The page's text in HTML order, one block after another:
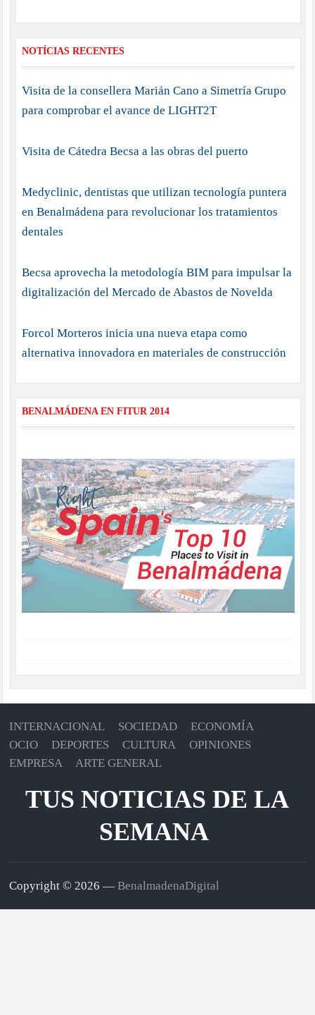
NOTÍCIAS RECENTES
Visita de la consellera Marián Cano a Simetría Grupo
para comprobar el avance de LIGHT2T
Visita de Cátedra Becsa a las obras del puerto
Medyclinic, dentistas que utilizan tecnología puntera
en Benalmádena para revolucionar los tratamientos
dentales
Becsa aprovecha la metodología BIM para impulsar la
digitalización del Mercado de Abastos de Novelda
Forcol Morteros inicia una nueva etapa como
alternativa innovadora en materiales de construcción
BENALMÁDENA EN FITUR 2014
INTERNACIONAL SOCIEDAD
ECONOMÍA
OCIO
DEPORTES CULTURA
OPINIONES
EMPRESA
ARTE GENERAL
TUS NOTICIAS DE LA
SEMANA
Copyright © 2026 —BenalmadenaDigital